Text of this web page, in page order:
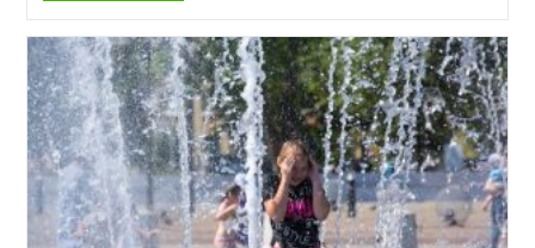
Nueva
Red
De
Supervivencia
Urbana
Frente
A
Un
Clima
Extremo
(2)